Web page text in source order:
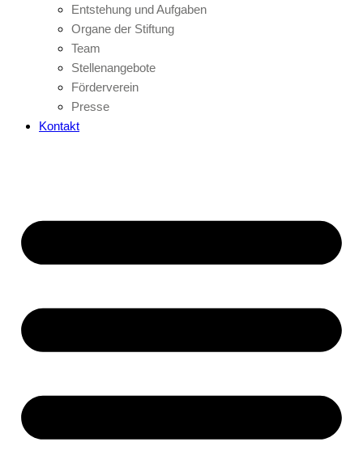
Entstehung und Aufgaben
Organe der Stiftung
Team
Stellenangebote
Förderverein
Presse
Kontakt